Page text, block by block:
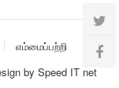
எம்மைப்பற்றி
by Speed IT net